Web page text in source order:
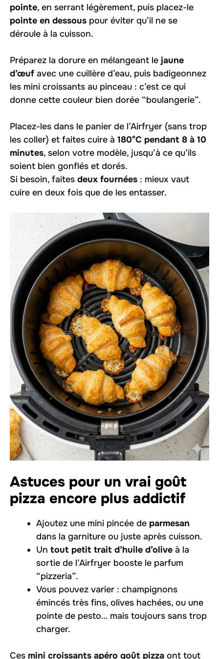
pointe, en serrant légèrement, puis placez-le
pointe en dessous pour éviter qu’il ne se
déroule à la cuisson.
Préparez la dorure en mélangeant le jaune
d’œuf avec une cuillère d’eau, puis badigeonnez
les mini croissants au pinceau : c’est ce qui
donne cette couleur bien dorée “boulangerie”.
Placez-les dans le panier de l’Airfryer (sans trop
les coller) et faites cuire à 180°C pendant 8 à 10
minutes, selon votre modèle, jusqu’à ce qu’ils
soient bien gonflés et dorés.
Si besoin, faites deux fournées : mieux vaut
cuire en deux fois que de les entasser.
Astuces pour un vrai goût
pizza encore plus addictif
Ajoutez une mini pincée de parmesan
dans la garniture ou juste après cuisson.
Un tout petit trait d’huile d’olive à la
sortie de l’Airfryer booste le parfum
“pizzeria”.
Vous pouvez varier : champignons
émincés très fins, olives hachées, ou une
pointe de pesto… mais toujours sans trop
charger.
Ces mini croissants apéro goût pizza ont tout